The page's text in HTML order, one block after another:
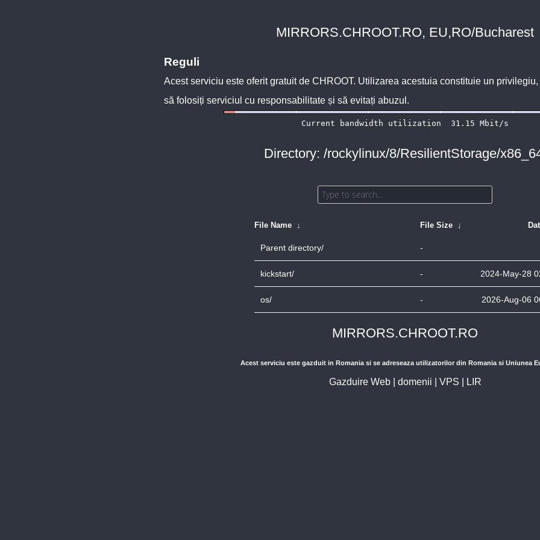
MIRRORS.CHROOT.RO, EU,RO/Bucharest
Reguli
Acest serviciu este oferit gratuit de CHROOT. Utilizarea acestuia constituie un
să folosiți serviciul cu responsabilitate și să evitați abuzul.
Directory: /rockylinux/8/ResilientStorage/
File Name ↓ File Size ↓
Parent directory/ -
kickstart/ - 2024-May-28
os/ - 2026-Aug-06
MIRRORS.CHROOT.RO
Acest serviciu este gazduit in Romania si se adreseaza utilizatorilor din Romania si Uniunea
Gazduire Web| domenii VPS LIR